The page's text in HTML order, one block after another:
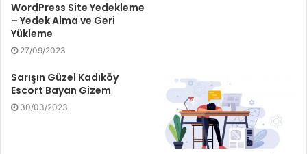
WordPress Site Yedekleme
– Yedek Alma ve Geri
Yükleme
27/09/2023
Sarışın Güzel Kadıköy
Escort Bayan Gizem
30/03/2023